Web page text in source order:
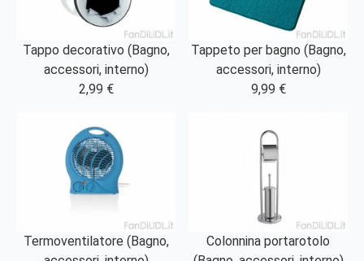
Tappo decorativo (Bagno,
accessori, interno)
2,99 €
Tappeto per bagno (Bagno,
accessori, interno)
9,99 €
Termoventilatore (Bagno,
Colonnina portarotolo